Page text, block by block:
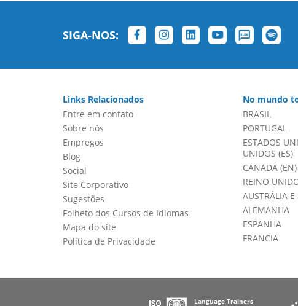
SIGA-NOS:
Links Relacionados
Entre em contato
Sobre nós
Empregos
Blog
Social
Site Corporativo
Sugestões
Folheto dos Cursos de Idiomas
Mapa do site
Política de Privacidade
No mundo
BRASIL
PORTUGAL
ESTADOS
UNIDOS (ES)
CANADÁ (EN)
REINO
AUSTRÁLIA
ALEMANHA
ESPANHA
FRANCIA